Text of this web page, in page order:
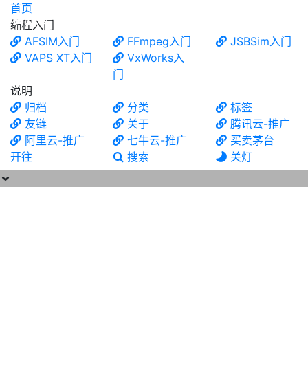
食铁兽
首页
编程入门
AFSIM入门
FFmpeg入门
JSBSim入门
VAPS XT入门
VxWorks入
门
说明
归档
分类
标签
友链
关于
腾讯云-推广
阿里云-推广
七牛云-推广
买卖茅台
开往
搜索 关灯